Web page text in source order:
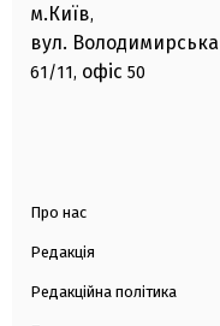
м.Київ,
вул. Володимирська
61/11, офіс 50
Про нас
Редакція
Редакційна політика